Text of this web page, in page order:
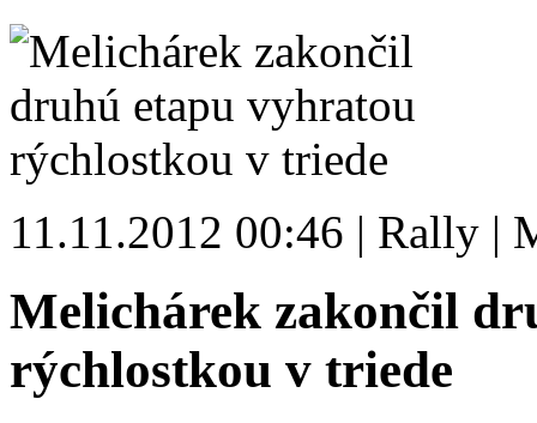
11.11.2012 00:46 | Rally |
Melichárek zakončil
rýchlostkou v triede